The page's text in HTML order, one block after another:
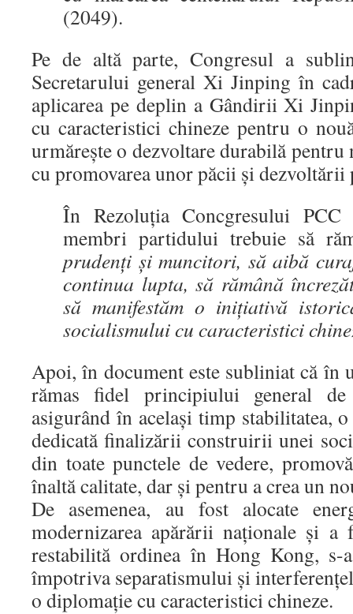
(2049).
Pe de altă parte, Congresul a
Secretarului general Xi Jinping în
aplicarea pe deplin a Gândirii Xi
cu caracteristici chineze pentru o
urmărește o dezvoltare durabilă pentru
cu promovarea unor păcii și dezvoltării
În Rezoluția Concgresului
membri partidului trebuie să
prudenți și muncitori, să aibă
continua lupta, să rămână
să manifestăm o inițiativă
socialismului cu caracteristici
Apoi, în document este subliniat că în
rămas fidel principiului general
asigurând în același timp stabilitatea,
dedicată finalizării construirii unei
din toate punctele de vedere,
înaltă calitate, dar și pentru a crea un
De asemenea, au fost alocate
modernizarea apărării naționale și
restabilită ordinea în Hong Kong, s-
împotriva separatismului și
o diplomație cu caracteristici chineze.